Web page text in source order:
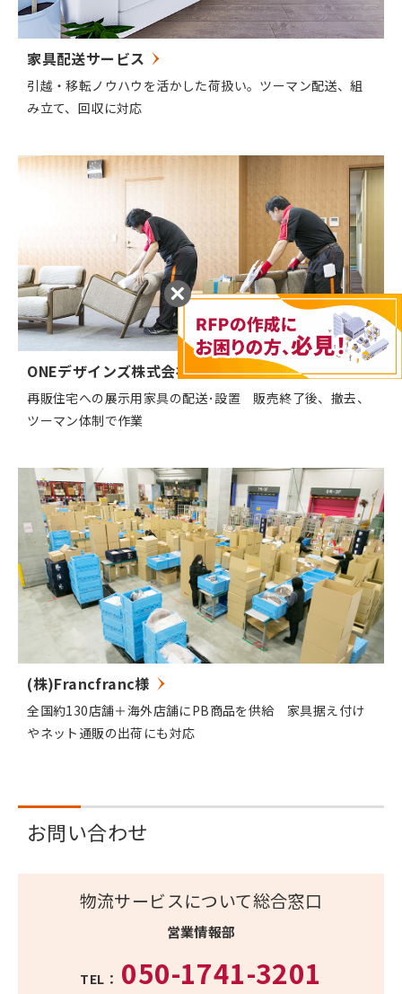
家具配送サービス
引越・移転ノウハウを活かした荷扱い。ツーマン配送、組
み立て、回収に対応
ONEデザインズ株式会社様
再販住宅への展示用家具の配送･設置 販売終了後、撤去、
ツーマン体制で作業
(株)Francfranc様
全国約130店舗＋海外店舗にPB商品を供給 家具据え付け
やネット通販の出荷にも対応
お問い合わせ
物流サービスについて総合窓口
営業情報部
TEL： 050-1741-3201